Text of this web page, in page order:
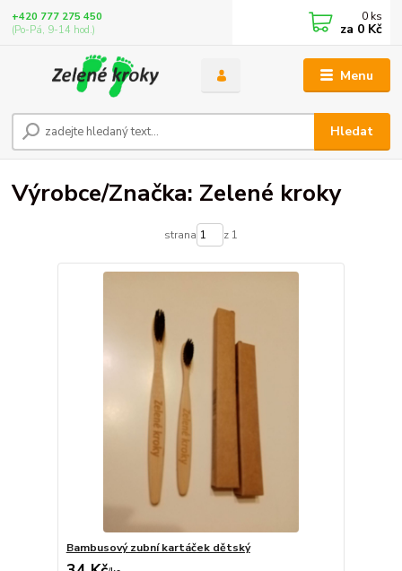
Menu
Hledat
+420 777 275 450
(Po-Pá, 9-14 hod.)
0 ks
za 0 Kč
Výrobce/Značka: Zelené kroky
strana z 1
Bambusový zubní kartáček dětský